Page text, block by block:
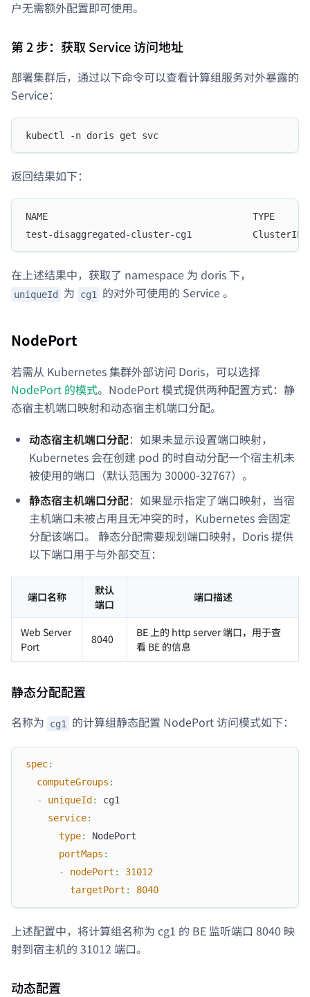
户无需额外配置即可使用。
第 2 步：获取 Service 访问地址
部署集群后，通过以下命令可以查看计算组服务对外暴露的
Service：
kubectl -n doris get svc
返回结果如下：
NAME                                     TYPE
test-disaggregated-cluster-cg1           ClusterIP
在上述结果中，获取了 namespace 为 doris 下，
uniqueId 为 cg1 的对外可使用的 Service 。
NodePort
若需从 Kubernetes 集群外部访问 Doris，可以选择
NodePort 的模式。NodePort 模式提供两种配置方式：静
态宿主机端口映射和动态宿主机端口分配。
动态宿主机端口分配：如果未显示设置端口映射，
Kubernetes 会在创建 pod 的时自动分配一个宿主机未
被使用的端口（默认范围为 30000-32767）。
静态宿主机端口分配：如果显示指定了端口映射，当宿
主机端口未被占用且无冲突的时，Kubernetes 会固定
分配该端口。 静态分配需要规划端口映射，Doris 提供
以下端口用于与外部交互：
端口名称
默认
端口
端口描述
Web Server
Port
8040
BE 上的 http server 端口，用于查
看 BE 的信息
静态分配配置
名称为 cg1 的计算组静态配置 NodePort 访问模式如下：
spec:
computeGroups :
-
uniqueId :
cg1
service:
type:
NodePort
portMaps :
-
nodePort :
31012
targetPort : 8040
上述配置中，将计算组名称为 cg1 的 BE 监听端口 8040 映
射到宿主机的 31012 端口。
动态配置